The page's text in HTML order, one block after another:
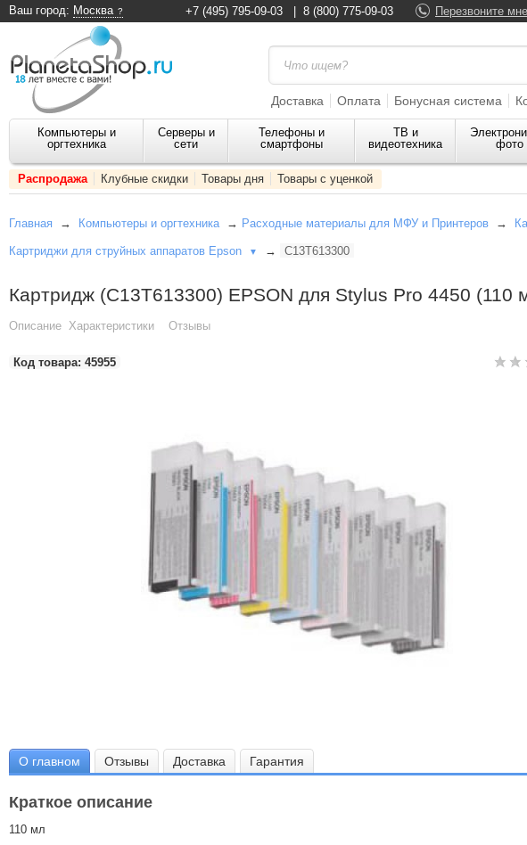
Ваш город: Москва +7 (495) 795-09-03 8 (800) 775-09-03 Перезвоните мне
Доставка Оплата Бонусная система
Компьютеры и
оргтехника
Серверы и
сети
Телефоны и
смартфоны
ТВ и
видеотехника
фото
Распродажа Клубные скидки Товары дня Товары с уценкой
Главная → Компьютеры и оргтехника→ Расходные материалы для МФУ и Принтеров →
Картриджи для струйных аппаратов Epson ▼ → C13T613300
Картридж (C13T613300) EPSON для Stylus Pro 4450 (110
Описание Характеристики Отзывы
Код товара: 45955
О главном Отзывы Доставка Гарантия
Краткое описание
110 мл